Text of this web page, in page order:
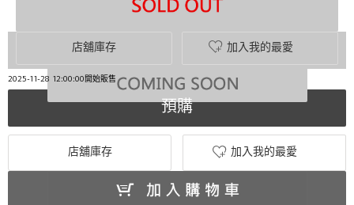
店舖庫存 加入我的最愛
2025-11-28 12:00:00開始販售
預購
店舖庫存 加入我的最愛